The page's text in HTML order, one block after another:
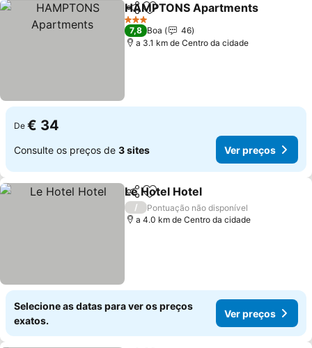
PartilharAdicionar aos favoritos
HAMPTONS Apartments
3 Estrelas
7,8 Boa
46
a 3.1 km de Centro da cidade
De € 34
Consulte os preços de 3 sites Ver preços
PartilharAdicionar aos favoritos
Le Hotel Hotel
/
Pontuação não disponível
a 4.0 km de Centro da cidade
Selecione as datas para ver os preços
exatos.
Ver preços